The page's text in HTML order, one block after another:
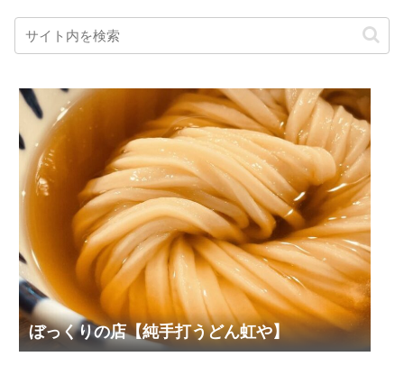
ぼっくりの店【純手打うどん虹や】